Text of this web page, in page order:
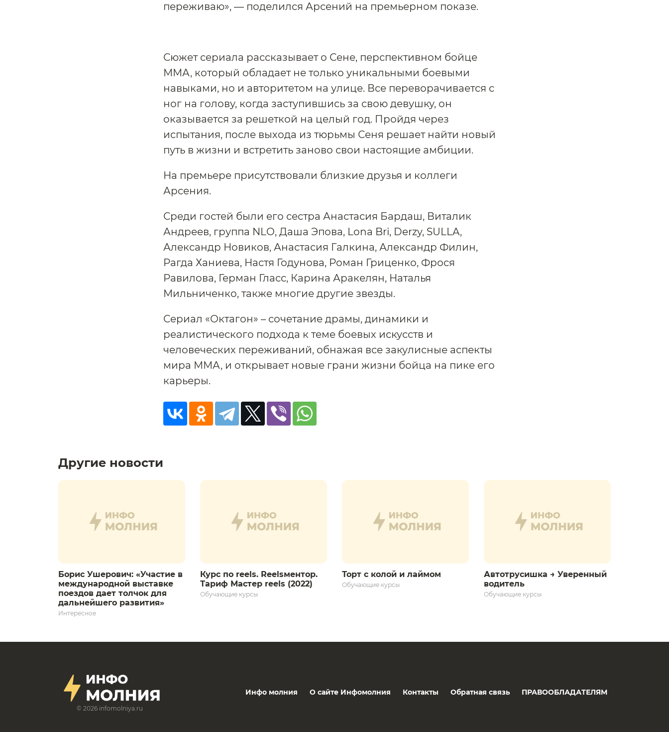
переживаю», — поделился Арсений на премьерном показе.
Сюжет сериала рассказывает о Сене, перспективном бойце
ММА, который обладает не только уникальными боевыми
навыками, но и авторитетом на улице. Все переворачивается с
ног на голову, когда заступившись за свою девушку, он
оказывается за решеткой на целый год. Пройдя через
испытания, после выхода из тюрьмы Сеня решает найти новый
путь в жизни и встретить заново свои настоящие амбиции.
На премьере присутствовали близкие друзья и коллеги
Арсения.
Среди гостей были его сестра Анастасия Бардаш, Виталик
Андреев, группа NLO, Даша Эпова, Lona Bri, Derzy, SULLA,
Александр Новиков, Анастасия Галкина, Александр Филин,
Рагда Ханиева, Настя Годунова, Роман Гриценко, Фрося
Равилова, Герман Гласс, Карина Аракелян, Наталья
Мильниченко, также многие другие звезды.
Сериал «Октагон» – сочетание драмы, динамики и
реалистического подхода к теме боевых искусств и
человеческих переживаний, обнажая все закулисные аспекты
мира ММА, и открывает новые грани жизни бойца на пике его
карьеры.
Другие новости
Борис Ушерович: «Участие в
международной выставке
поездов дает толчок для
дальнейшего развития»
Интересное
Курс по reels. Reelsментор.
Тариф Мастер reels (2022)
Обучающие курсы
Торт с колой и лаймом
Обучающие курсы
Автотрусишка → Уверенный
водитель​
Обучающие курсы
© 2026 infomolniya.ru
Инфо молния О сайте Инфомолния Контакты Обратная связь ПРАВООБЛАДАТЕЛЯМ